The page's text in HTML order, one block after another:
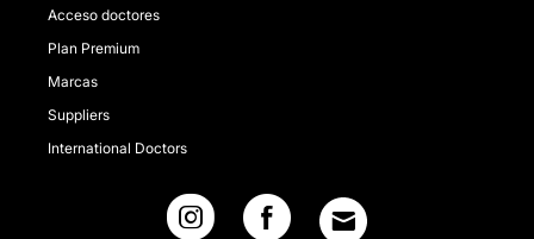
Acceso doctores
Plan Premium
Marcas
Suppliers
International Doctors